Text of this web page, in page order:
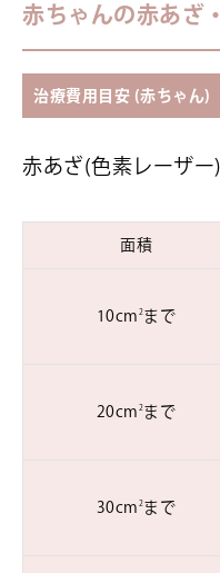
赤ちゃんの赤あざ
治療費用目安 (赤ちゃん)
赤あざ(色素レーザ
面積
10cm 2まで
20cm 2まで
30cm 2まで